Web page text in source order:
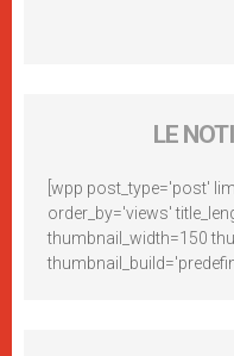
LE
[wpp post_type='post'
order_by='views'
thumbnail_width=150